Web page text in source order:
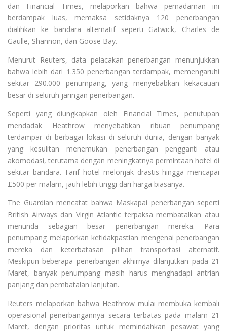
dan Financial Times, melaporkan bahwa pemadaman ini
berdampak luas, memaksa setidaknya 120 penerbangan
dialihkan ke bandara alternatif seperti Gatwick, Charles de
Gaulle, Shannon, dan Goose Bay.
Menurut Reuters, data pelacakan penerbangan menunjukkan
bahwa lebih dari 1.350 penerbangan terdampak, memengaruhi
sekitar 290.000 penumpang, yang menyebabkan kekacauan
besar di seluruh jaringan penerbangan.
Seperti yang diungkapkan oleh Financial Times, penutupan
mendadak Heathrow menyebabkan ribuan penumpang
terdampar di berbagai lokasi di seluruh dunia, dengan banyak
yang kesulitan menemukan penerbangan pengganti atau
akomodasi, terutama dengan meningkatnya permintaan hotel di
sekitar bandara. Tarif hotel melonjak drastis hingga mencapai
£500 per malam, jauh lebih tinggi dari harga biasanya.
The Guardian mencatat bahwa Maskapai penerbangan seperti
British Airways dan Virgin Atlantic terpaksa membatalkan atau
menunda sebagian besar penerbangan mereka. Para
penumpang melaporkan ketidakpastian mengenai penerbangan
mereka dan keterbatasan pilihan transportasi alternatif.
Meskipun beberapa penerbangan akhirnya dilanjutkan pada 21
Maret, banyak penumpang masih harus menghadapi antrian
panjang dan pembatalan lanjutan.
Reuters melaporkan bahwa Heathrow mulai membuka kembali
operasional penerbangannya secara terbatas pada malam 21
Maret, dengan prioritas untuk memindahkan pesawat yang